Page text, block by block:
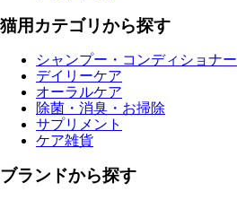
猫用カテゴリから探す
シャンプー・コンディショナー
デイリーケア
オーラルケア
除菌・消臭・お掃除
サプリメント
ケア雑貨
ブランドから探す